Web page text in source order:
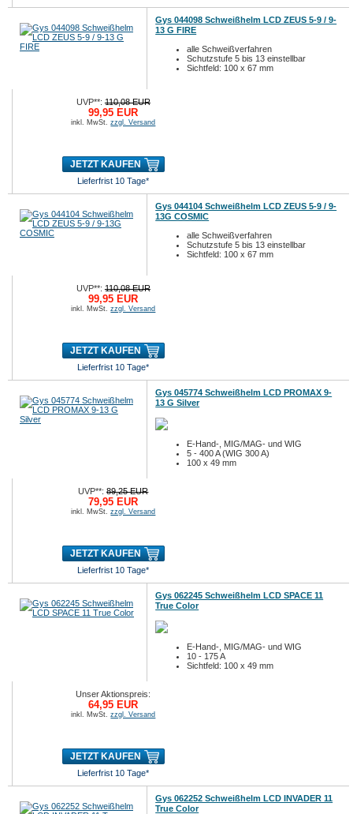
Gys 044098 Schweißhelm LCD ZEUS 5-9 / 9-
13 G FIRE
alle Schweißverfahren
Schutzstufe 5 bis 13 einstellbar
Sichtfeld: 100 x 67 mm
UVP**:110,08 EUR
99,95 EUR
inkl. MwSt.zzgl. Versand
JETZT KAUFEN
Lieferfrist 10 Tage*
Gys 044104 Schweißhelm LCD ZEUS 5-9 / 9-
13G COSMIC
alle Schweißverfahren
Schutzstufe 5 bis 13 einstellbar
Sichtfeld: 100 x 67 mm
UVP**:110,08 EUR
99,95 EUR
inkl. MwSt.zzgl. Versand
JETZT KAUFEN
Lieferfrist 10 Tage*
Gys 045774 Schweißhelm LCD PROMAX 9-
13 G Silver
E-Hand-, MIG/MAG- und WIG
5 - 400 A (WIG 300 A)
100 x 49 mm
UVP**:89,25 EUR
79,95 EUR
inkl. MwSt.zzgl. Versand
JETZT KAUFEN
Lieferfrist 10 Tage*
Gys 062245 Schweißhelm LCD SPACE 11
True Color
E-Hand-, MIG/MAG- und WIG
10 - 175 A
Sichtfeld: 100 x 49 mm
Unser Aktionspreis:
64,95 EUR
inkl. MwSt.zzgl. Versand
JETZT KAUFEN
Lieferfrist 10 Tage*
Gys 062252 Schweißhelm LCD INVADER 11
True Color